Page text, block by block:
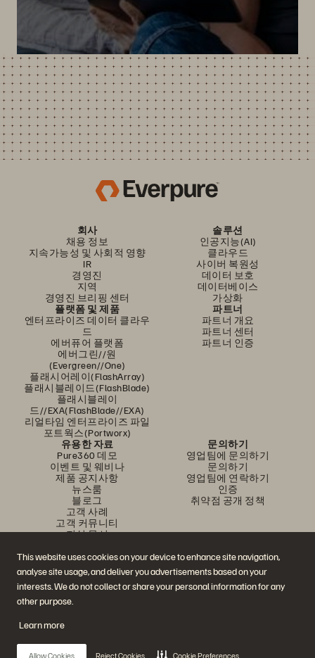
This website uses cookies on your device to enhance site navigation,
analyse site usage, and deliver you advertisements based on your
interests. We do not collect or share your personal information for any
other purpose.
Learn more
Allow Cookies Reject Cookies Cookie Preferences
회사
채용 정보
지속가능성 및 사회적 영향
IR
경영진
지역
경영진 브리핑 센터
솔루션
인공지능(AI)
클라우드
사이버 복원성
데이터 보호
데이터베이스
가상화
플랫폼 및 제품
엔터프라이즈 데이터 클라우
드
에버퓨어 플랫폼
에버그린//원
(Evergreen//One)
플래시어레이(FlashArray)
플래시블레이드(FlashBlade)
플래시블레이
드//EXA(FlashBlade//EXA)
리얼타임 엔터프라이즈 파일
포트웍스(Portworx)
파트너
파트너 개요
파트너 센터
파트너 인증
유용한 자료
Pure360 데모
이벤트 및 웨비나
제품 공지사항
뉴스룸
블로그
고객 사례
고객 커뮤니티
지식 문서
문의하기
영업팀에 문의하기
문의하기
영업팀에 연락하기
인증
취약점 공개 정책
문의하기
에버퓨어(Everpure) 공식 소셜미디어 팔로우하기
© 2026 Everpure, Inc. All rights reserved.